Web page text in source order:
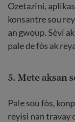
Ozetazini,
konsantre sou
an gwoup. Sèvi
pale de fòs ak
5. Mete aksan
Pale sou fòs,
reyisi nan travay